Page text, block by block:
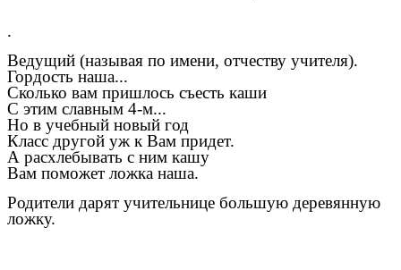
.
Ведущий (называя по имени, отчеству учителя).
Гордость наша...
Сколько вам пришлось съесть каши
С этим славным 4-м...
Но в учебный новый год
Класс другой уж к Вам придет.
А расхлебывать с ним кашу
Вам поможет ложка наша.
Родители дарят учительнице большую деревянную
ложку.